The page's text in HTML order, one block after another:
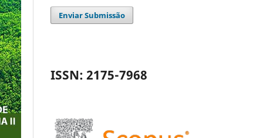
Enviar Submissão
ISSN: 2175-7968